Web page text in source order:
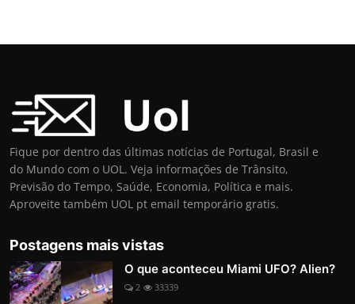
Fique por dentro das últimas notícias de Portugal, Brasil e
do Mundo com o UOL. Veja informações de Trânsito,
Previsão do Tempo, Saúde, Economia, Política e mais.
Aproveite também UOL pt email temporário gratis.
Postagens mais vistas
O que aconteceu Miami UFO? Alien?
2 33339